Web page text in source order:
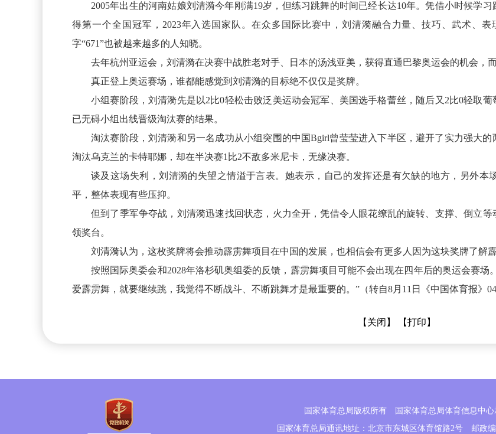
2005年出生的河南姑娘刘清漪今年刚满19岁，但练习跳舞的时间已经长达10年。凭借小时候学
得第一个全国冠军，2023年入选国家队。在众多国际比赛中，刘清漪融合力量、技巧、武术、
字“671”也被越来越多的人知晓。
去年杭州亚运会，刘清漪在决赛中战胜老对手、日本的汤浅亚美，获得直通巴黎奥运会的机会，
真正登上奥运赛场，谁都能感觉到刘清漪的目标绝不仅仅是奖牌。
小组赛阶段，刘清漪先是以2比0轻松击败泛美运动会冠军、美国选手格蕾丝，随后又2比0轻取
已无碍小组出线晋级淘汰赛的结果。
淘汰赛阶段，刘清漪和另一名成功从小组突围的中国Bgirl曾莹莹进入下半区，避开了实力强大
淘汰乌克兰的卡特耶娜，却在半决赛1比2不敌多米尼卡，无缘决赛。
谈及这场失利，刘清漪的失望之情溢于言表。她表示，自己的发挥还是有欠缺的地方，另外本
平，整体表现有些压抑。
但到了季军争夺战，刘清漪迅速找回状态，火力全开，凭借令人眼花缭乱的旋转、支撑、倒立
领奖台。
刘清漪认为，这枚奖牌将会推动霹雳舞项目在中国的发展，也相信会有更多人因为这块奖牌了解
按照国际奥委会和2028年洛杉矶奥组委的反馈，霹雳舞项目可能不会出现在四年后的奥运会赛
爱霹雳舞，就要继续跳，我觉得不断战斗、不断跳舞才是最重要的。”（转自8月11日《中国体育报》04
【关闭】 【打印】
国家体育总局版权所有 国家体育总局体育信息中心
国家体育总局通讯地址：北京市东城区体育馆路2号 邮政编